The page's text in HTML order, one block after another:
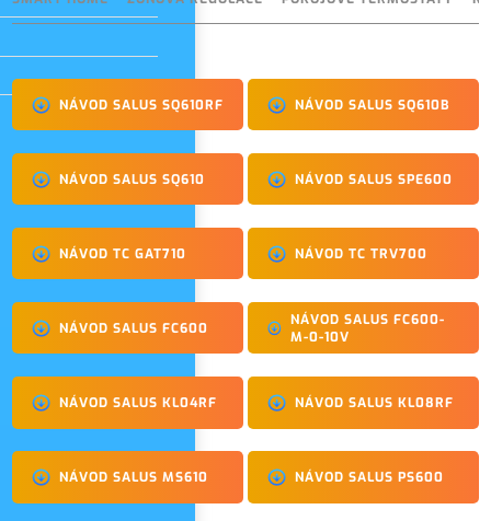
NÁVOD SALUS SQ610RF NÁVOD SALUS SQ610B
NÁVOD SALUS SQ610 NÁVOD SALUS SPE600
NÁVOD TC GAT710 NÁVOD TC TRV700
NÁVOD SALUS FC600
NÁVOD SALUS FC600-
M-0-10V
NÁVOD SALUS KL04RF NÁVOD SALUS KL08RF
NÁVOD SALUS MS610 NÁVOD SALUS PS600